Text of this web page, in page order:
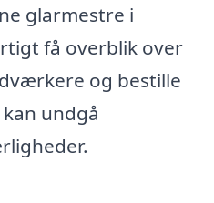
glarmestre i
få overblik over
og bestille
undgå